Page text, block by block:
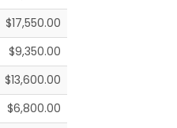
$17,550.00
$9,350.00
$13,600.00
$6,800.00